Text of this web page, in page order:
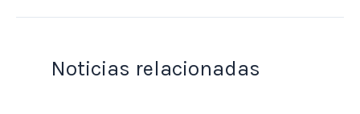
Noticias relacionadas